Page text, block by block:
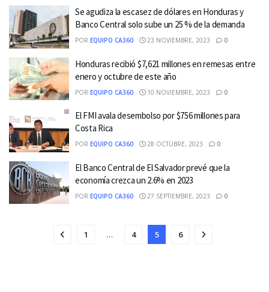
Se agudiza la escasez de dólares en Honduras y
Banco Central solo sube un 25 % de la demanda
POR EQUIPO CA360 23 NOVIEMBRE, 2023 0
Honduras recibió $7,621 millones en remesas entre
enero y octubre de este año
POR EQUIPO CA360 10 NOVIEMBRE, 2023 0
El FMI avala desembolso por $756 millones para
Costa Rica
POR EQUIPO CA360 28 OCTUBRE, 2023 0
El Banco Central de El Salvador prevé que la
economía crezca un 2.6% en 2023
POR EQUIPO CA360 27 SEPTIEMBRE, 2023 0
1 … 4 5 6